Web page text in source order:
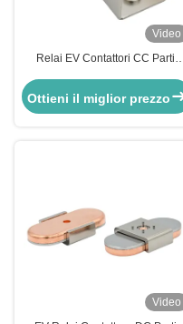
Video
Relai EV Contattori CC Parti
piegatura, filatura, taglio del filo
Ottieni il miglior prezzo
Video